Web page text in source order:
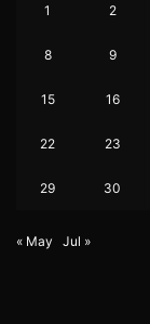
1 2
8 9
15 16
22 23
29 30
« May Jul »